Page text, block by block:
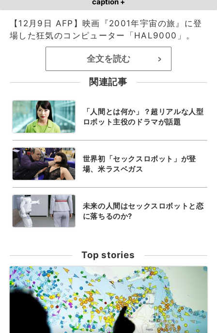
【12月9日 AFP】映画『2001年宇宙の旅』に登
場した狂気のコンピューター「HAL9000」。
全文を読む >
関連記事
「人間とは何か」？超リアルな人型
ロボット主役のドラマが話題
世界初「セックスロボット」が登
場、米ラスベガス
未来の人間はセックスロボットと恋
に落ちるのか?
Top stories